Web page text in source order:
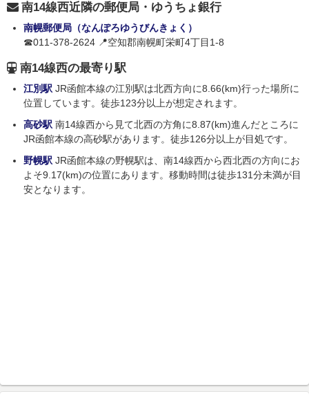
南14線西近隣の郵便局・ゆうちょ銀行
南幌郵便局（なんぽろゆうびんきょく）
☎011-378-2624 📍空知郡南幌町栄町4丁目1-8
南14線西の最寄り駅
江別駅 JR函館本線の江別駅は北西方向に8.66(km)行った場所に
位置しています。徒歩123分以上が想定されます。
高砂駅 南14線西から見て北西の方角に8.87(km)進んだところに
JR函館本線の高砂駅があります。徒歩126分以上が目処です。
野幌駅 JR函館本線の野幌駅は、南14線西から西北西の方向にお
よそ9.17(km)の位置にあります。移動時間は徒歩131分未満が目
安となります。